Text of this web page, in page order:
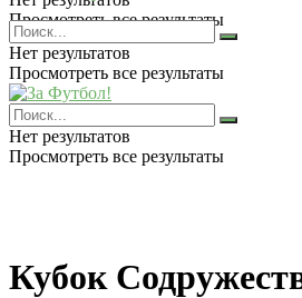
Просмотреть все результаты
Нет результатов
Просмотреть все результаты
Нет результатов
Просмотреть все результаты
Кубок